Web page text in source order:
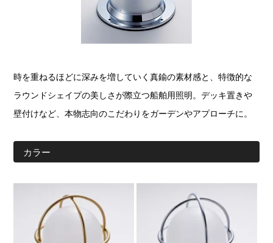
時を重ねるほどに深みを増していく真鍮の素材感と、特徴的な
ラウンドシェイプの美しさが際立つ船舶用照明。デッキ置きや
壁付けなど、本物志向のこだわりをガーデンやアプローチに。
カラー